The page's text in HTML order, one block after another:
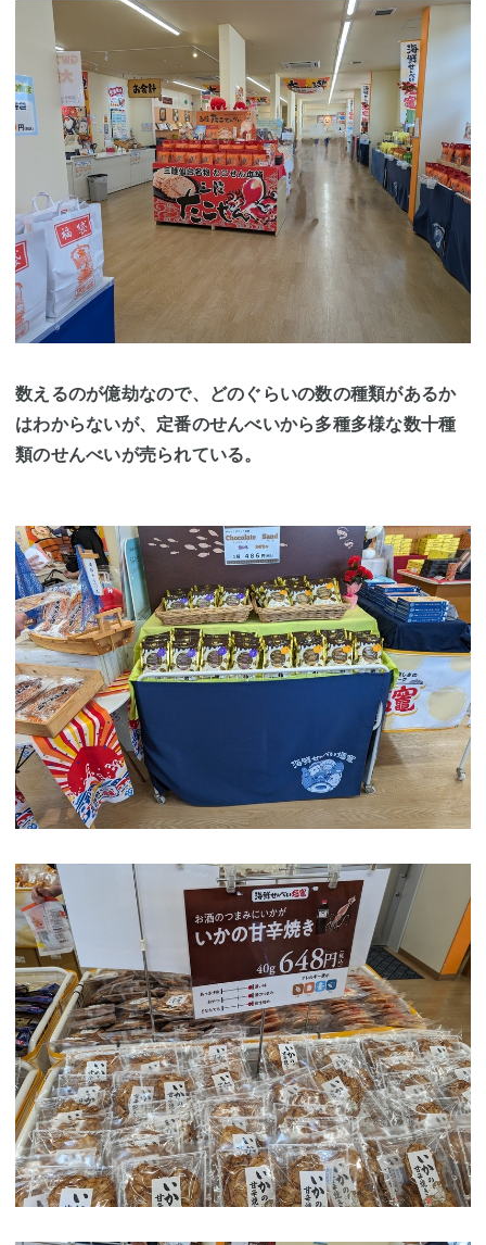
数えるのが億劫なので、どのぐらいの数の種類があるか
はわからないが、定番のせんべいから多種多様な数十種
類のせんべいが売られている。